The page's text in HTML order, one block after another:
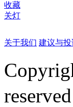
收藏
关灯
关于我们 建议与投
reserved